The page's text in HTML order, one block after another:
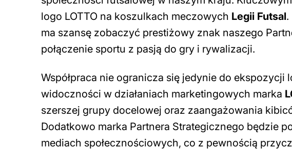
logo LOTTO na koszulkach meczowych Legii Futsal.
ma szansę zobaczyć prestiżowy znak naszego
połączenie sportu z pasją do gry i rywalizacji.
Współpraca nie ogranicza się jedynie do
widoczności w działaniach marketingowych marka
szerszej grupy docelowej oraz zaangażowania
Dodatkowo marka Partnera Strategicznego będzie
mediach społecznościowych, co z pewnością